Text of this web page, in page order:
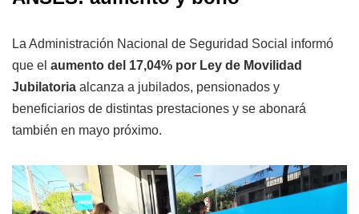
La Administración Nacional de Seguridad Social informó
que el aumento del 17,04% por Ley de Movilidad
Jubilatoria alcanza a jubilados, pensionados y
beneficiarios de distintas prestaciones y se abonará
también en mayo próximo.